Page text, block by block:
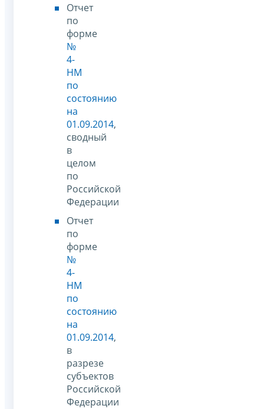
Отчет
по
форме
№
4-
НМ
по
состоянию
на
01.09.2014,
сводный
в
целом
по
Российской
Федерации
Отчет
по
форме
№
4-
НМ
по
состоянию
на
01.09.2014,
в
разрезе
субъектов
Российской
Федерации